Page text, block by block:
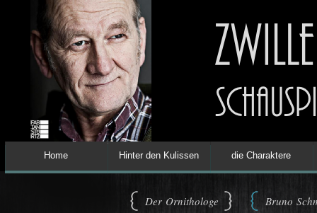
Home Hinter den Kulissen die Charaktere
Der Ornithologe
Bruno